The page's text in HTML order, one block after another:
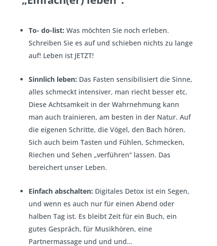
To- do-list: Was möchten Sie noch erleben.
Schreiben Sie es auf und schieben nichts zu lange
auf! Leben ist JETZT!
Sinnlich leben: Das Fasten sensibilisiert die Sinne,
alles schmeckt intensiver, man riecht besser etc.
Diese Achtsamkeit in der Wahrnehmung kann
man auch trainieren, am besten in der Natur. Auf
die eigenen Schritte, die Vögel, den Bach hören.
Sich auch beim Tasten und Fühlen, Schmecken,
Riechen und Sehen „verführen“ lassen. Das
bereichert unser Leben.
Einfach abschalten: Digitales Detox ist ein Segen,
und wenn es auch nur für einen Abend oder
halben Tag ist. Es bleibt Zeit für ein Buch, ein
gutes Gespräch, für Musikhören, eine
Partnermassage und und und…